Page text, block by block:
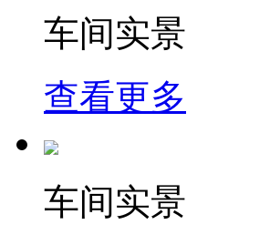
车间实景
查看更多
车间实景